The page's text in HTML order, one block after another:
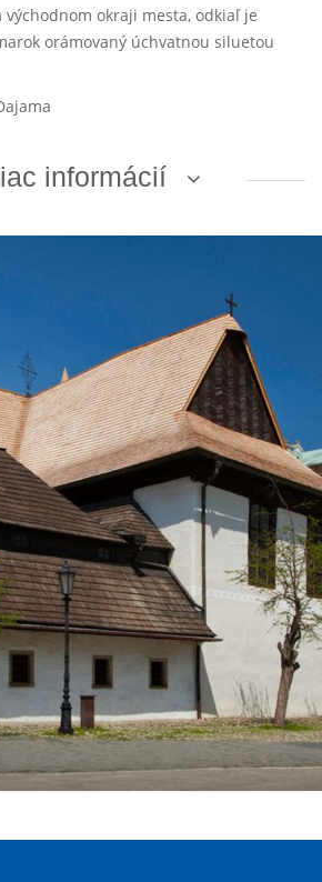
východnom okraji mesta, odkiaľ je
orámovaný úchvatnou siluetou
informácií